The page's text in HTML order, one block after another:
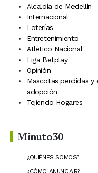
Alcaldía de Medellín
Internacional
Loterías
Entretenimiento
Atlético Nacional
Liga Betplay
Opinión
Mascotas perdidas y
adopción
Tejiendo Hogares
Minuto30
¿QUIÉNES SOMOS?
¿CÓMO ANUNCIAR?